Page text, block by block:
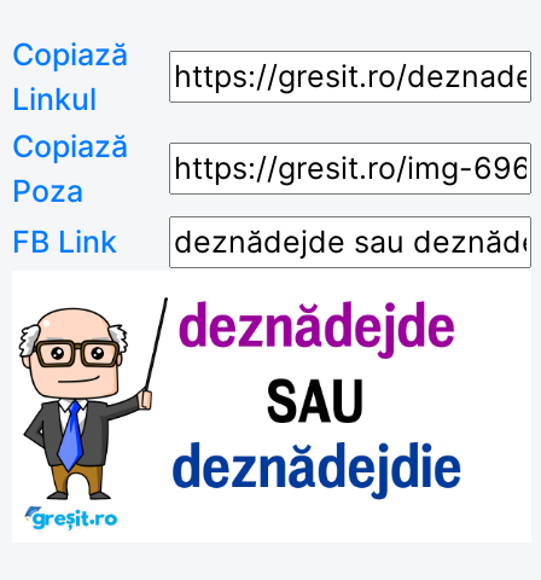
Copiază
Linkul
Copiază
Poza
FB Link